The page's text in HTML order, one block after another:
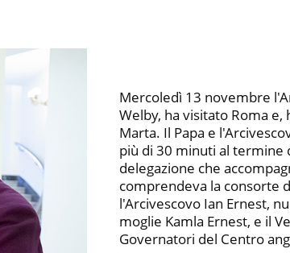
Mercoledì 13 novembre
Welby, ha visitato Roma e,
Marta. Il Papa e
più di 30 minuti al termine
delegazione che
comprendeva la consorte
l'Arcivescovo Ian Ernest,
moglie Kamla Ernest, e il
Governatori del Centro